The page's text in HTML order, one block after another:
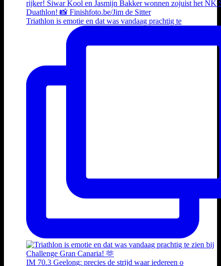
Triathlon is emotie en dat was vandaag prachtig te
IM 70.3 Geelong: precies de strijd waar iedereen o